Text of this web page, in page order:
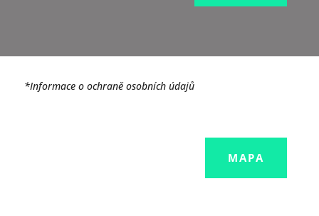
*Informace o ochraně osobních údajů
MAPA